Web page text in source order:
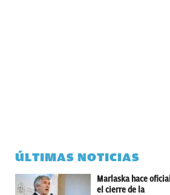
ÚLTIMAS NOTICIAS
Marlaska hace oficial
el cierre de la